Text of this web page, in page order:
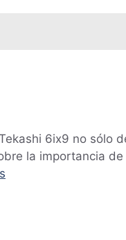
6ix9 no sólo
la importancia